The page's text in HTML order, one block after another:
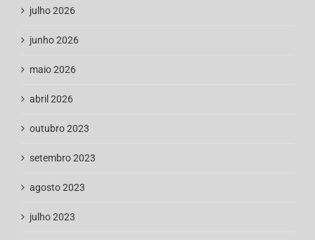
julho 2026
junho 2026
maio 2026
abril 2026
outubro 2023
setembro 2023
agosto 2023
julho 2023